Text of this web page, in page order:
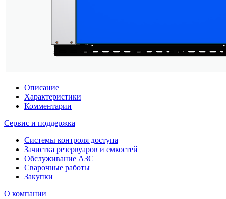
Описание
Характеристики
Комментарии
Сервис и поддержка
Системы контроля доступа
Зачистка резервуаров и емкостей
Обслуживание АЗС
Сварочные работы
Закупки
О компании